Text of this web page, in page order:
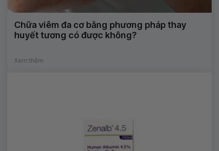
Chữa viêm đa cơ bằng phương pháp thay
huyết tương có được không?
Xem thêm